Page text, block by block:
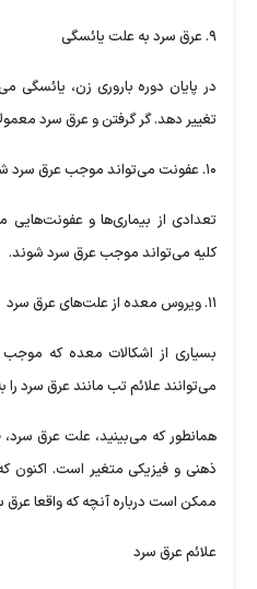
۹. عرق سرد به علت یائسگی
در پایان دوره باروری زن،
تغییر دهد. گر گرفتن و عرق سرد
۱۰. عفونت می‌تواند موجب عرق سرد شود
تعدادی از بیماری‌ها و عفونت‌هایی
کلیه می‌تواند موجب عرق سرد شوند.
۱۱. ویروس معده از علت‌های عرق سرد
بسیاری از اشکالات معده که موجب
می‌توانند علائم تب مانند عرق سرد
همانطور که می‌بینید، علت عرق
ذهنی و فیزیکی متغیر است. اکنون
ممکن است درباره آنچه که واقعا
علائم عرق سرد